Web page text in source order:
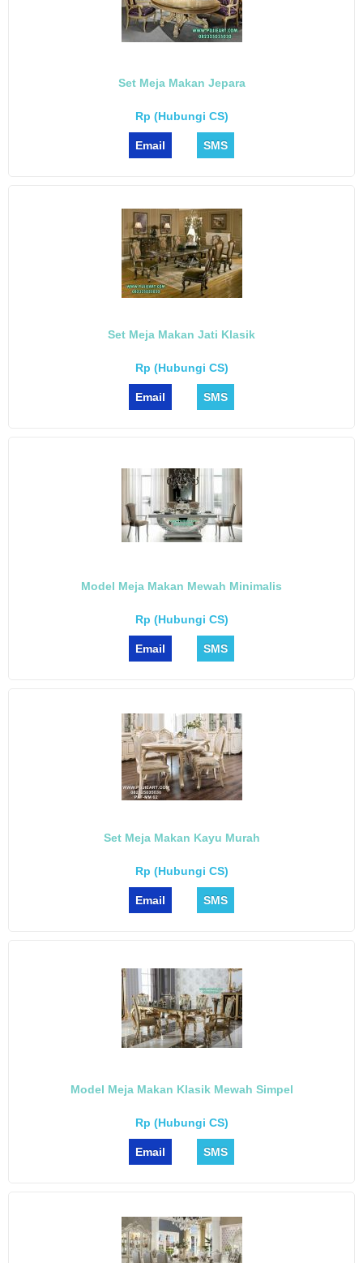
Set Meja Makan Jepara
Rp (Hubungi CS)
Email SMS
Set Meja Makan Jati Klasik
Rp (Hubungi CS)
Email SMS
Model Meja Makan Mewah Minimalis
Rp (Hubungi CS)
Email SMS
Set Meja Makan Kayu Murah
Rp (Hubungi CS)
Email SMS
Model Meja Makan Klasik Mewah Simpel
Rp (Hubungi CS)
Email SMS